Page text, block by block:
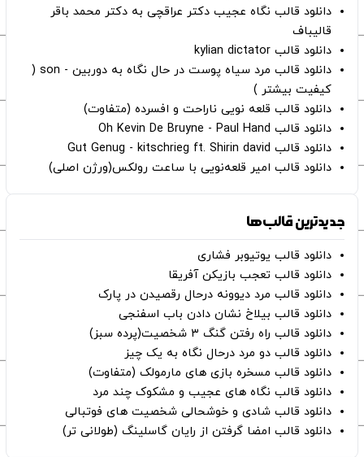
دانلود قالب نگاه عجیب دکتر عراقچی به دکتر محمد باقر
قالیباف
دانلود قالب kylian dictator
دانلود قالب مرد سیاه پوست در حال نگاه به دوربین - son (
کیفیت بیشتر )
دانلود قالب قلعه نویی ناراحت و افسرده (متفاوت)
دانلود قالب Oh Kevin De Bruyne - Paul Hand
دانلود قالب Gut Genug - kitschrieg ft. Shirin david
دانلود قالب امیر قلعه‌نویی با ساعت رولکس(ورژن اصلی)
جدیدترین قالب‌ها
دانلود قالب یوتیوبر فشاری
دانلود قالب تعجب بازیکن آفریقا
دانلود قالب مرد دیوونه درحال رقصیدن در پارک
دانلود قالب بیلاخ نشان دادن باب اسفنجی
دانلود قالب راه رفتن گنگ ۳ شخصیت(پرده سبز)
دانلود قالب دو مرد درحال نگاه به یک چیز
دانلود قالب مسخره بازی های مارمولک (متفاوت)
دانلود قالب نگاه های عجیب و مشکوک چند مرد
دانلود قالب شادی و خوشحالی شخصیت های فوتبالی
دانلود قالب امضا گرفتن از رایان گاسلینگ (طولانی تر)